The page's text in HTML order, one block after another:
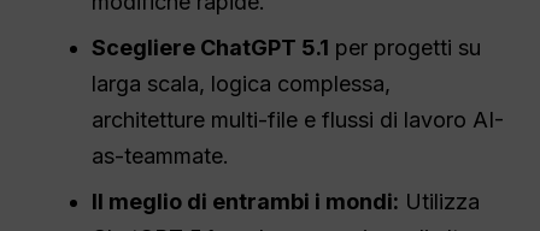
Scegliere ChatGPT 5.1 per progetti su
larga scala, logica complessa,
architetture multi-file e flussi di lavoro AI-
as-teammate.
Il meglio di entrambi i mondi: Utilizza